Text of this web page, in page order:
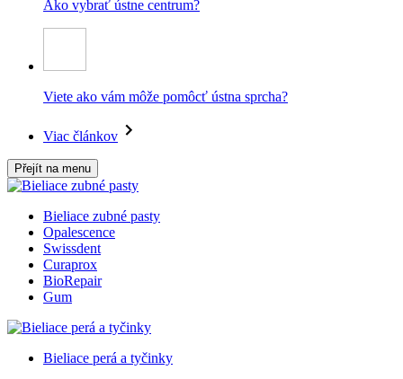
Ako vybrať ústne centrum?
Viete ako vám môže pomôcť ústna sprcha?
Viac článkov
Přejít na menu
Bieliace zubné pasty
Opalescence
Swissdent
Curaprox
BioRepair
Gum
Bieliace perá a tyčinky